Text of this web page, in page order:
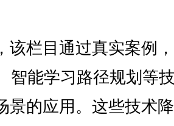
栏目通过真实案例
智能学习路径规划等
景的应用。这些技术